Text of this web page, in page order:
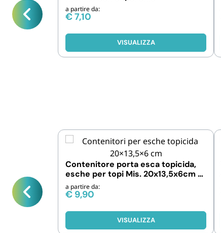
a partire da:
€7,10
VISUALIZZA
Contenitore porta esca topicida,
esche per topi Mis. 20x13,5x6cm -
1 o 12 pezzi
a partire da:
€ 9,90
VISUALIZZA